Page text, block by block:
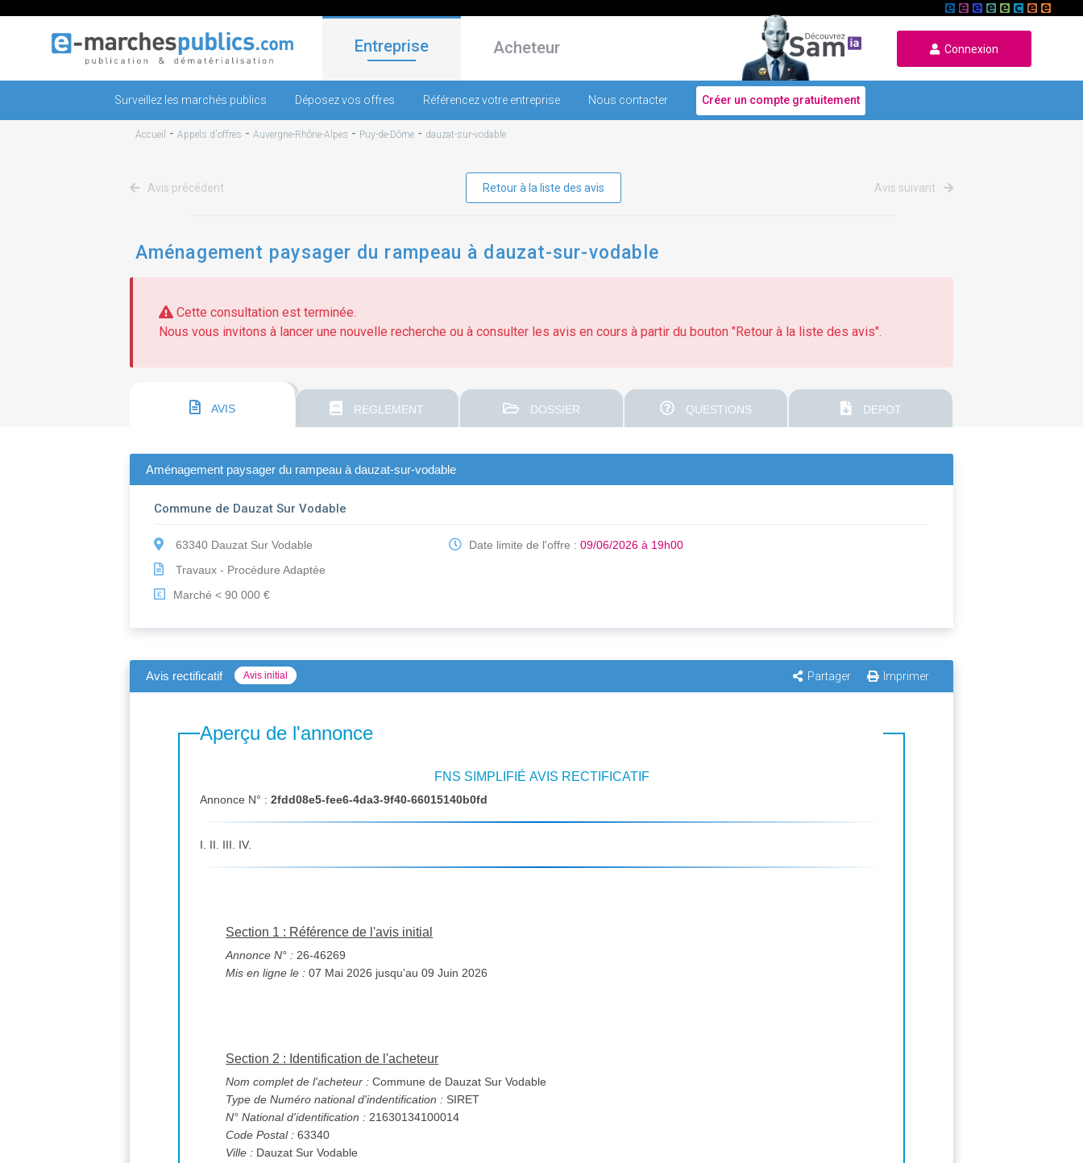
Entreprise Acheteur Connexion
Surveillez les marchés publics Déposez vos offres Référencez votre entreprise Nous contacter Créer un compte gratuitement
Accueil - Appels d'offres - Auvergne-Rhône-Alpes - Puy-de-Dôme - dauzat-sur-vodable
Avis précédent Retour à la liste des avis Avis suivant
Aménagement paysager du rampeau à dauzat-sur-vodable
Cette consultation est terminée.
Nous vous invitons à lancer une nouvelle recherche ou à consulter les avis en cours à partir du bouton "Retour à la liste des avis".
AVIS REGLEMENT DOSSIER QUESTIONS DEPOT
Aménagement paysager du rampeau à dauzat-sur-vodable
Commune de Dauzat Sur Vodable
63340 Dauzat Sur Vodable
Travaux - Procédure Adaptée
€ Marché < 90 000 €
Date limite de l'offre : 09/06/2026 à 19h00
Avis rectificatif Avis initial Partager Imprimer
Aperçu de l'annonce
FNS SIMPLIFIÉ AVIS RECTIFICATIF
Annonce N° :2fdd08e5-fee6-4da3-9f40-66015140b0fd
I. II. III. IV.
Section 1 : Référence de l'avis initial
Annonce N° : 26-46269
Mis en ligne le :
07 Mai 2026 jusqu'au 09 Juin 2026
Section 2 : Identification de l'acheteur
Nom complet de l'acheteur : Commune de Dauzat Sur Vodable
Type de Numéro national d'indentification : SIRET
N° National d'identification : 21630134100014
Code Postal : 63340
Ville : Dauzat Sur Vodable